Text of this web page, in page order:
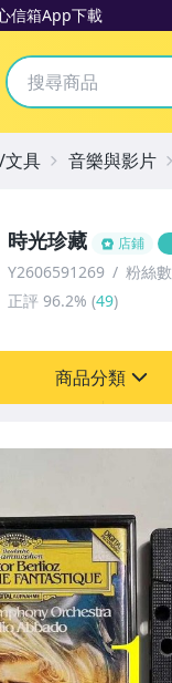
信箱App下載
Yahoo拍賣
時光珍藏 店鋪
Y2606591269 粉絲數
正評 96.2% (49)
商品分類
文具 音樂與影片